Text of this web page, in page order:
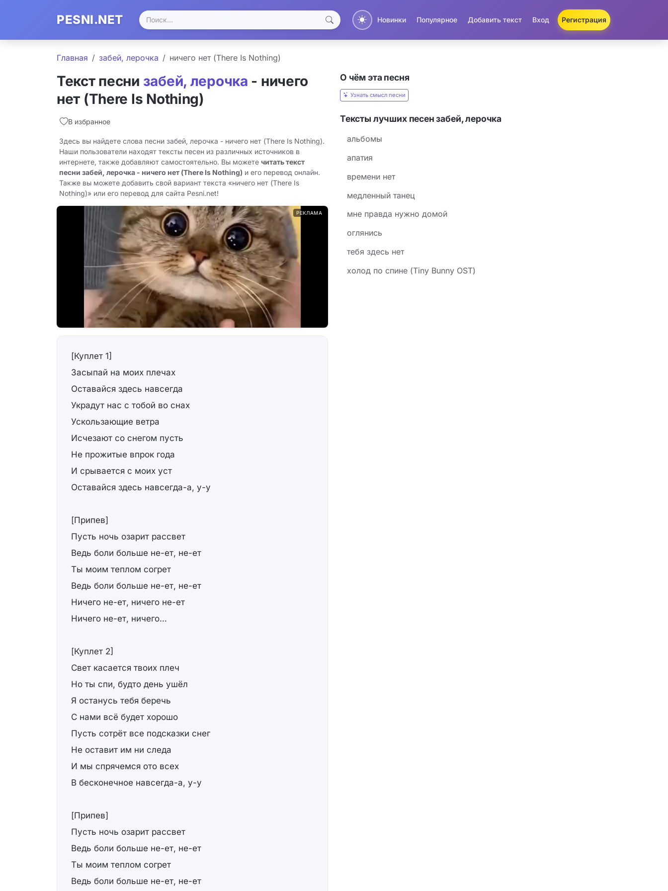
PESNI.NET Новинки Популярное Добавить текст Вход Регистрация
Главная забей, лерочка ничего нет (There Is Nothing)
Текст песни забей, лерочка - ничего
нет (There Is Nothing)
В избранное
Здесь вы найдете слова песни забей, лерочка - ничего нет (There Is Nothing).
Наши пользователи находят тексты песен из различных источников в
интернете, также добавляют самостоятельно. Вы можете читать текст
песни забей, лерочка - ничего нет (There Is Nothing) и его перевод онлайн.
Также вы можете добавить свой вариант текста «ничего нет (There Is
Nothing)» или его перевод для сайта Pesni.net!
РЕКЛАМА
[Куплет 1]
Засыпай на моих плечах
Оставайся здесь навсегда
Украдут нас с тобой во снах
Ускользающие ветра
Исчезают со снегом пусть
Не прожитые впрок года
И срывается с моих уст
Оставайся здесь навсегда-а, у-у
[Припев]
Пусть ночь озарит рассвет
Ведь боли больше не-ет, не-ет
Ты моим теплом согрет
Ведь боли больше не-ет, не-ет
Ничего не-ет, ничего не-ет
Ничего не-ет, ничего…
[Куплет 2]
Свет касается твоих плеч
Но ты спи, будто день ушёл
Я останусь тебя беречь
С нами всё будет хорошо
Пусть сотрёт все подсказки снег
Не оставит им ни следа
И мы спрячемся ото всех
В бесконечное навсегда-а, у-у
[Припев]
Пусть ночь озарит рассвет
Ведь боли больше не-ет, не-ет
Ты моим теплом согрет
Ведь боли больше не-ет, не-ет
О чём эта песня
Узнать смысл песни
Тексты лучших песен забей, лерочка
альбомы
апатия
времени нет
медленный танец
мне правда нужно домой
оглянись
тебя здесь нет
холод по спине (Tiny Bunny OST)